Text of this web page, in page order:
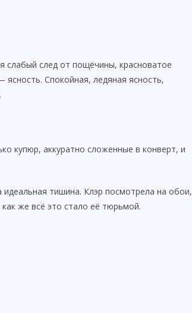
слабый след от пощёчины, красноватое
Спокойная, ледяная ясность,
купюр, аккуратно сложенные в конверт, и
идеальная тишина. Клэр посмотрела на обои,
же всё это стало её тюрьмой.